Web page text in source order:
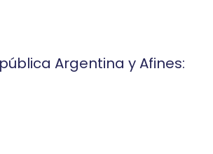
Argentina y Afines: